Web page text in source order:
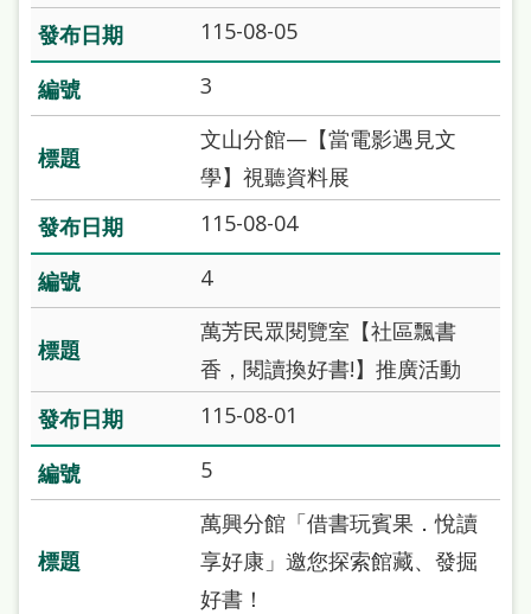
加
入
市
圖
網
站
導
覽
讀
網
兒
童
常
115-08-05
3
文山分館—【當電影遇見文
學】視聽資料展
115-08-04
4
萬芳民眾閱覽室【社區飄書
香，閱讀換好書!】推廣活動
115-08-01
5
萬興分館「借書玩賓果．悅讀
享好康」邀您探索館藏、發掘
好書！